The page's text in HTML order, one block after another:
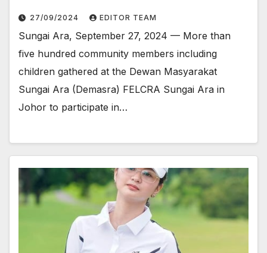
27/09/2024 EDITOR TEAM
Sungai Ara, September 27, 2024 — More than
five hundred community members including
children gathered at the Dewan Masyarakat
Sungai Ara (Demasra) FELCRA Sungai Ara in
Johor to participate in…